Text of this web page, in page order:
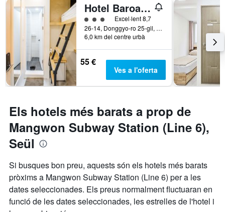
Hotel Baroato 2nd
Categoria 3Excel·lent 8,7
26-14, Donggyo-ro 25-gil, Mapo-gu, Seül, Corea del Sud
6,0 km del centre urbà
55 €
Ves a l'oferta
Els hotels més barats a prop de
Mangwon Subway Station (Line 6),
Seül
Si busques bon preu, aquests són els hotels més barats
pròxims a Mangwon Subway Station (Line 6) per a les
dates seleccionades. Els preus normalment fluctuaran en
funció de les dates seleccionades, les estrelles de l'hotel i